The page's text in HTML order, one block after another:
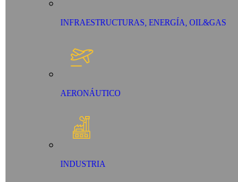
INFRAESTRUCTURAS, ENERGÍA, OIL&GAS
AERONÁUTICO
INDUSTRIA